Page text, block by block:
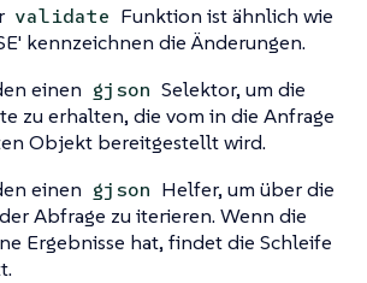
validate Funktion ist ähnlich wie
kennzeichnen die Änderungen.
einen gjson Selektor, um die
zu erhalten, die vom in die Anfrage
Objekt bereitgestellt wird.
einen gjson Helfer, um über die
Abfrage zu iterieren. Wenn die
Ergebnisse hat, findet die Schleife